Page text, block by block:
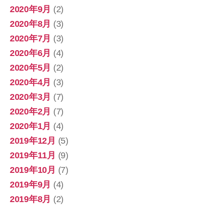
2020年9月 (2)
2020年8月 (3)
2020年7月 (3)
2020年6月 (4)
2020年5月 (2)
2020年4月 (3)
2020年3月 (7)
2020年2月 (7)
2020年1月 (4)
2019年12月 (5)
2019年11月 (9)
2019年10月 (7)
2019年9月 (4)
2019年8月 (2)